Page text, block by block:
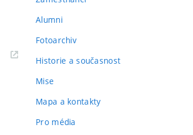
Alumni
Fotoarchiv
Historie a současnost
Mise
Mapa a kontakty
Pro média